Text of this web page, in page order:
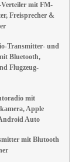
mit FM-
Freisprecher &
Transmitter- und
Bluetooth,
Flugzeug-
mit
Apple
Auto
mit Blutooth